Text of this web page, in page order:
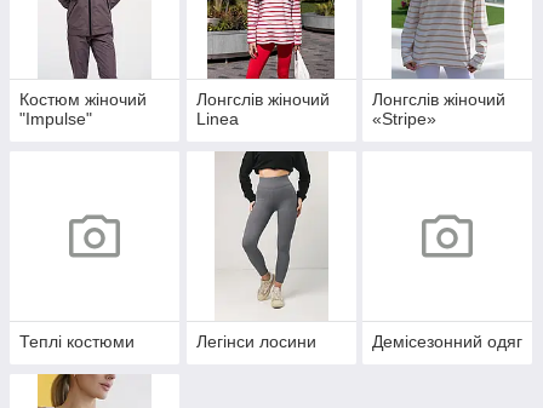
Костюм жiночий
"Impulse"
Лонгслiв жiночий
Linеa
Лонгслiв жiночий
«Stripe»
Теплі костюми Легінси лосини Демісезонний одяг